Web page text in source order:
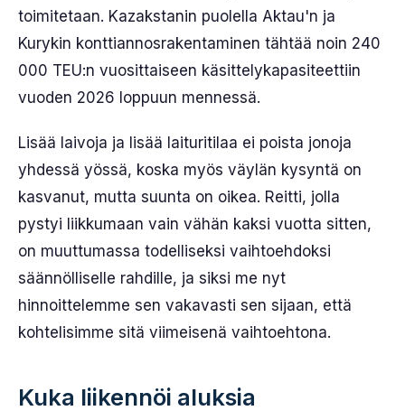
toimitetaan. Kazakstanin puolella Aktau'n ja
Kurykin konttiannosrakentaminen tähtää noin 240
000 TEU:n vuosittaiseen käsittelykapasiteettiin
vuoden 2026 loppuun mennessä.
Lisää laivoja ja lisää laituritilaa ei poista jonoja
yhdessä yössä, koska myös väylän kysyntä on
kasvanut, mutta suunta on oikea. Reitti, jolla
pystyi liikkumaan vain vähän kaksi vuotta sitten,
on muuttumassa todelliseksi vaihtoehdoksi
säännölliselle rahdille, ja siksi me nyt
hinnoittelemme sen vakavasti sen sijaan, että
kohtelisimme sitä viimeisenä vaihtoehtona.
Kuka liikennöi aluksia